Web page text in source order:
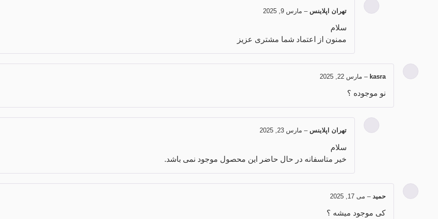
تهران اپلاینس– مارس 9, 2025
سلام
ممنون از اعتماد شما مشتری عزیز
kasra
– مارس 22, 2025
نو موجوده ؟
تهران اپلاینس– مارس 23, 2025
سلام
خیر متاسفانه در حال حاضر این محصول موجود نمی باشد.
حمید– می 17, 2025
کی موجود میشه ؟